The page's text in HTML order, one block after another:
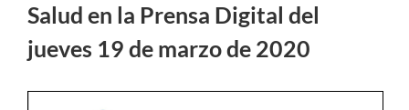
Salud en la Prensa Digital del
jueves 19 de marzo de 2020